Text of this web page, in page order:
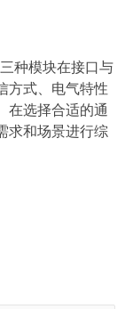
种模块在接口与
方式、电气特性
在选择合适的通
求和场景进行综